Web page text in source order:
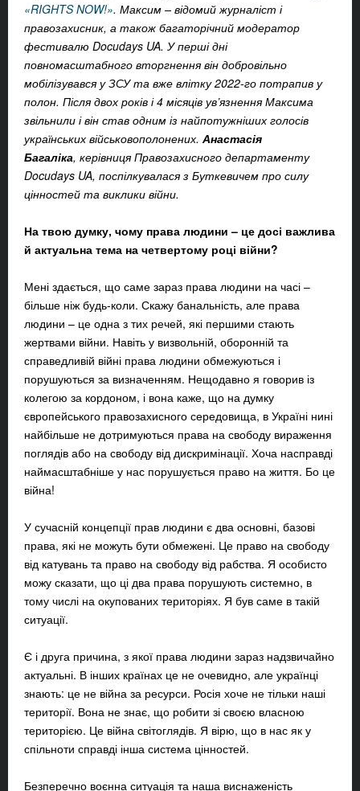
«RIGHTS NOW!». Максим – відомий журналіст і
правозахисник, а також багаторічний модератор
фестивалю Docudays UA. У перші дні
повномасштабного вторгнення він добровільно
мобілізувався у ЗСУ та вже влітку 2022-го потрапив у
полон. Після двох років і 4 місяців ув’язнення Максима
звільнили і він став одним із найпотужніших голосів
українських військовополонених. Анастасія
Багаліка, керівниця Правозахисного департаменту
Docudays UA, поспілкувалася з Буткевичем про силу
цінностей та виклики війни.
На твою думку, чому права людини – це досі важлива
й актуальна тема на четвертому році війни?
Мені здається, що саме зараз права людини на часі –
більше ніж будь-коли. Скажу банальність, але права
людини – це одна з тих речей, які першими стають
жертвами війни. Навіть у визвольній, оборонній та
справедливій війні права людини обмежуються і
порушуються за визначенням. Нещодавно я говорив із
колегою за кордоном, і вона каже, що на думку
європейського правозахисного середовища, в Україні нині
найбільше не дотримуються права на свободу вираження
поглядів або на свободу від дискримінації. Хоча насправді
наймасштабніше у нас порушується право на життя. Бо це
війна!
У сучасній концепції прав людини є два основні, базові
права, які не можуть бути обмежені. Це право на свободу
від катувань та право на свободу від рабства. Я особисто
можу сказати, що ці два права порушують системно, в
тому числі на окупованих територіях. Я був саме в такій
ситуації.
Є і друга причина, з якої права людини зараз надзвичайно
актуальні. В інших країнах це не очевидно, але українці
знають: це не війна за ресурси. Росія хоче не тільки наші
території. Вона не знає, що робити зі своєю власною
територією. Це війна світоглядів. Я вірю, що в нас як у
спільноти справді інша система цінностей.
Безперечно воєнна ситуація та наша виснаженість